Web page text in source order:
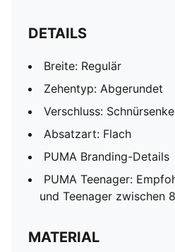
DETAILS
Breite: Regulär
Zehentyp: Abgerundet
Verschluss:
Absatzart: Flach
PUMA Branding-Details
PUMA Teenager:
und Teenager zwischen
MATERIAL